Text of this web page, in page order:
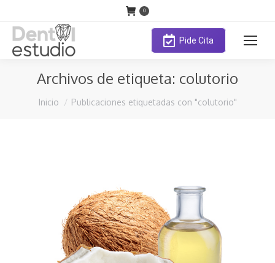
0
Pide Cita
Archivos de etiqueta: colutorio
Estás aquí:
Inicio Publicaciones etiquetadas con "colutorio"